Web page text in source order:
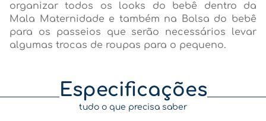
organizar todos os looks do bebê dentro da
Mala Maternidade e também na Bolsa do bebê
para os passeios que serão necessários levar
algumas trocas de roupas para o pequeno.
Especificações
tudo o que precisa saber